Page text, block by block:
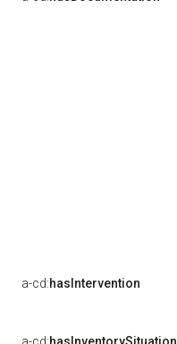
a-cd:hasIntervention